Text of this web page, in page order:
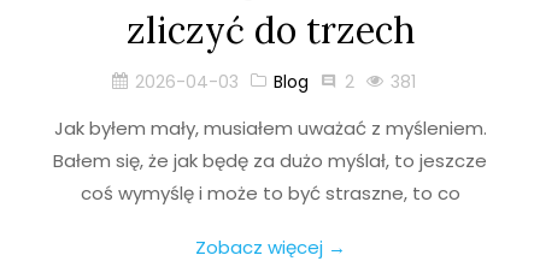
zliczyć do trzech
2026-04-03 Blog 2 381
Jak byłem mały, musiałem uważać z myśleniem.
Bałem się, że jak będę za dużo myślał, to jeszcze
coś wymyślę i może to być straszne, to co
Zobacz więcej →